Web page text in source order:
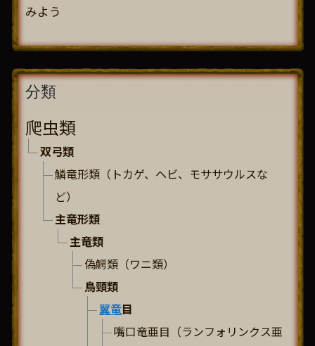
みよう
分類
爬虫類
双弓類
鱗竜形類（トカゲ、ヘビ、モササウルスな
ど）
主竜形類
主竜類
偽鰐類（ワニ類）
鳥頸類
翼竜目
嘴口竜亜目（ランフォリンクス亜